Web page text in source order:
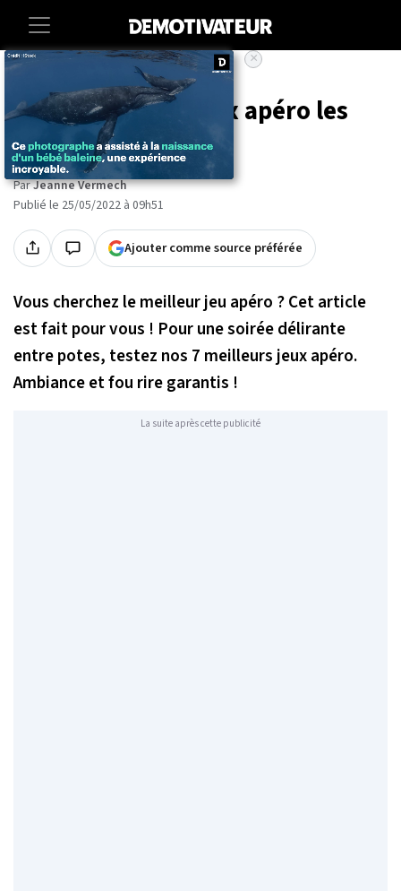
Les 7 meilleurs jeux apéro les
plus délirants
ParJeanne Vermech
Publié le 25/05/2022 à 09h51
Ajouter comme source préférée
Vous cherchez le meilleur jeu apéro ? Cet article
est fait pour vous ! Pour une soirée délirante
entre potes, testez nos 7 meilleurs jeux apéro.
Ambiance et fou rire garantis !
La suite après cette publicité
×